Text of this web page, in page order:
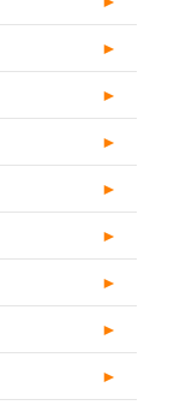
►
►
►
►
►
►
►
►